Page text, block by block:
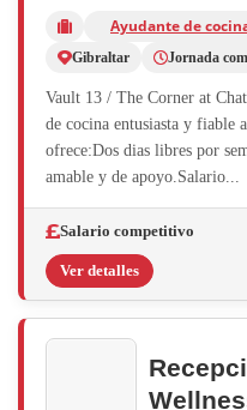
Ayudante de
Gibraltar Jornada
Vault 13 / The Corner at
de cocina entusiasta y fiable
ofrece:Dos dias libres por
amable y de apoyo.Salario...
Salario competitivo
Ver detalles